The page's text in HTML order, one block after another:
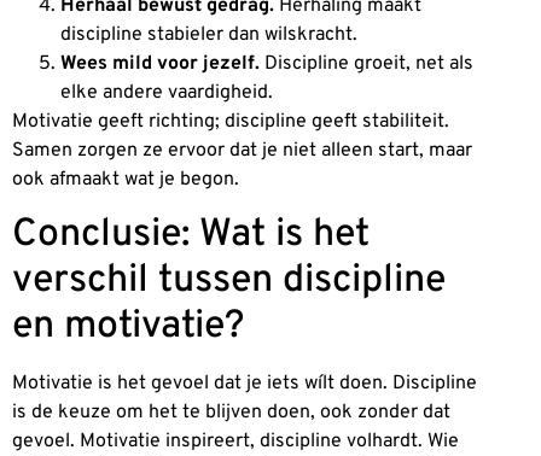
Herhaal bewust gedrag. Herhaling maakt
discipline stabieler dan wilskracht.
Wees mild voor jezelf. Discipline groeit, net als
elke andere vaardigheid.
Motivatie geeft richting; discipline geeft stabiliteit.
Samen zorgen ze ervoor dat je niet alleen start, maar
ook afmaakt wat je begon.
Conclusie: Wat is het
verschil tussen discipline
en motivatie?
Motivatie is het gevoel dat je iets wílt doen. Discipline
is de keuze om het te blijven doen, ook zonder dat
gevoel. Motivatie inspireert, discipline volhardt. Wie